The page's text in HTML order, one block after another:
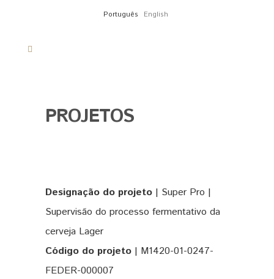
Português English
PROJETOS
Designação do projeto | Super Pro |
Supervisão do processo fermentativo da
cerveja Lager
Código do projeto | M1420-01-0247-
FEDER-000007